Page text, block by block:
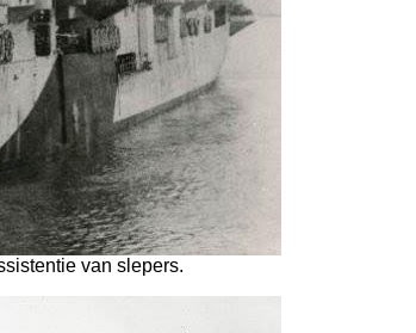
van slepers.